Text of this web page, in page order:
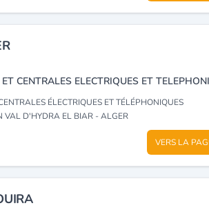
CENTRALES ELECTRIQUES ET
ÉLECTRIQUES ET TÉLÉPHONIQUES
VAL D'HYDRA EL BIAR - ALGER
VERS LA